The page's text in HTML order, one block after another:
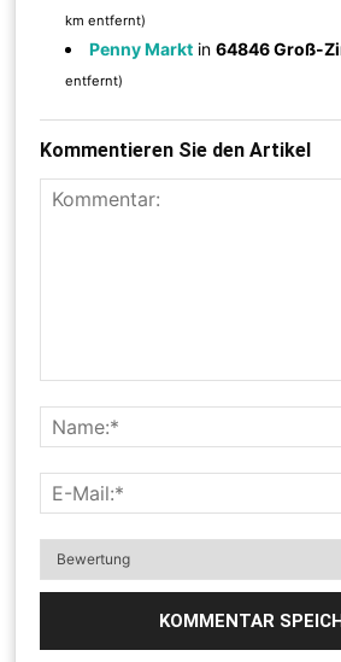
km entfernt)
Penny Markt in64846 Groß-
entfernt)
Kommentieren Sie den Artikel